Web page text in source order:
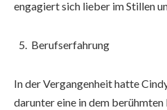
engagiert sich lieber im Stillen
Berufserfahrung
In der Vergangenheit hatte
darunter eine in dem